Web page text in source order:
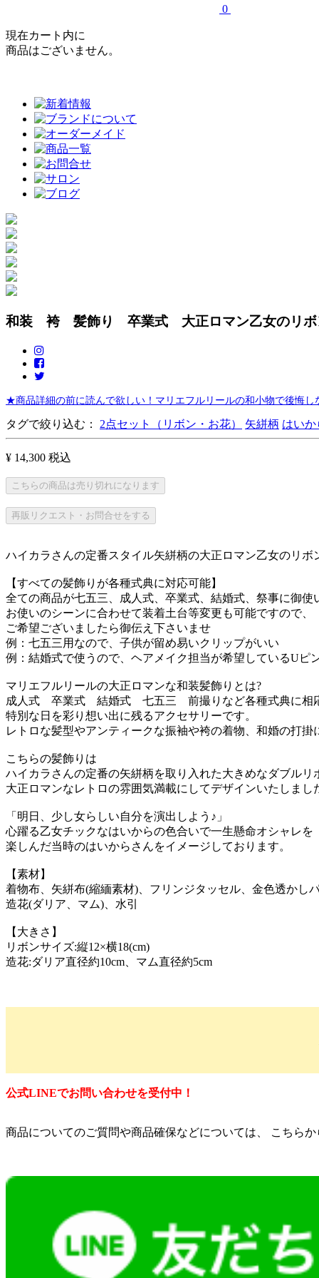
0
現在カート内に
商品はございません。
和装 袴 髪飾り 卒業式 大正ロマン乙女のリボ
★商品詳細の前に読んで欲しい！マリエフルリールの和小物で後悔し
タグで絞り込む： 2点セット（リボン・お花） 矢絣柄 はいか
¥ 14,300 税込
こちらの商品は売り切れになります
再販リクエスト・お問合せをする
ハイカラさんの定番スタイル矢絣柄の大正ロマン乙女のリボ
【すべての髪飾りが各種式典に対応可能】
全ての商品が七五三、成人式、卒業式、結婚式、祭事に御使
お使いのシーンに合わせて装着土台等変更も可能ですので、
ご希望ございましたら御伝え下さいませ
例：七五三用なので、子供が留め易いクリップがいい
例：結婚式で使うので、ヘアメイク担当が希望しているUピ
マリエフルリールの大正ロマンな和装髪飾りとは?
成人式 卒業式 結婚式 七五三 前撮りなど各種式典に相
特別な日を彩り想い出に残るアクセサリーです。
レトロな髪型やアンティークな振袖や袴の着物、和婚の打掛
こちらの髪飾りは
ハイカラさんの定番の矢絣柄を取り入れた大きめなダブルリ
大正ロマンなレトロの雰囲気満載にしてデザインいたしまし
「明日、少し女らしい自分を演出しよう♪」
心躍る乙女チックなはいからの色合いで一生懸命オシャレを
楽しんだ当時のはいからさんをイメージしております。
【素材】
着物布、矢絣布(縮緬素材)、フリンジタッセル、金色透かし
造花(ダリア、マム)、水引
【大きさ】
リボンサイズ:縦12×横18(cm)
造花:ダリア直径約10cm、マム直径約5cm
公式LINEでお問い合わせを受付中！
商品についてのご質問や商品確保などについては、 こちら